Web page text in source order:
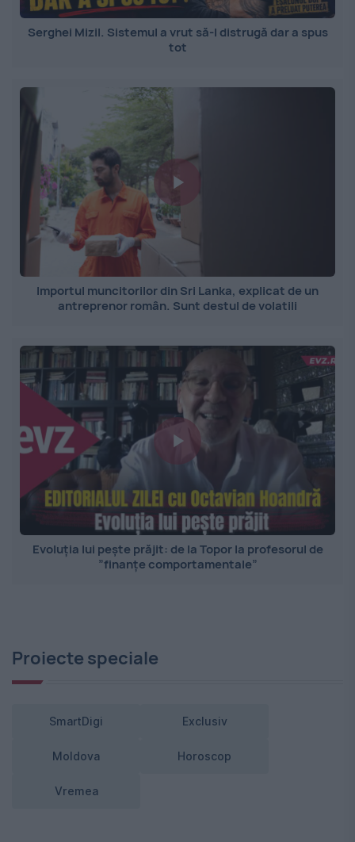
Serghei Mizil. Sistemul a vrut să-l distrugă dar a spus
tot
Importul muncitorilor din Sri Lanka, explicat de un
antreprenor român. Sunt destul de volatili
Evoluția lui pește prăjit: de la Topor la profesorul de
”finanțe comportamentale”
Proiecte speciale
SmartDigi Exclusiv
Moldova Horoscop
Vremea